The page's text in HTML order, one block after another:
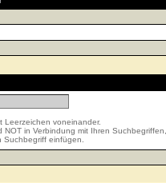
voneinander.
in Verbindung mit Ihren
einfügen.